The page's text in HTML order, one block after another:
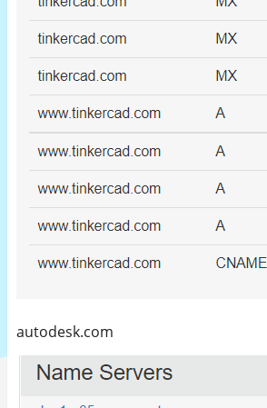
autodesk.com